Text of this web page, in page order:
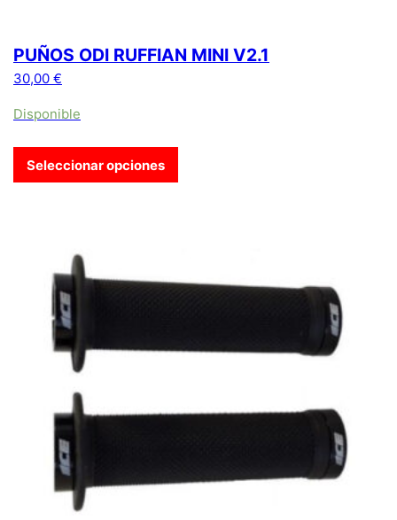
PUÑOS ODI RUFFIAN MINI V2.1
30,00 €
Disponible
Seleccionar opciones